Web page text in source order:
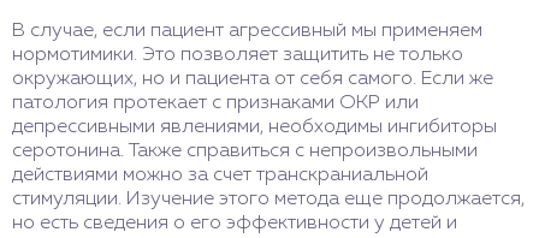
В случае, если пациент агрессивный мы применяем
нормотимики. Это позволяет защитить не только
окружающих, но и пациента от себя самого. Если же
патология протекает с признаками ОКР или
депрессивными явлениями, необходимы ингибиторы
серотонина. Также справиться с непроизвольными
действиями можно за счет транскраниальной
стимуляции. Изучение этого метода еще продолжается,
но есть сведения о его эффективности у детей и